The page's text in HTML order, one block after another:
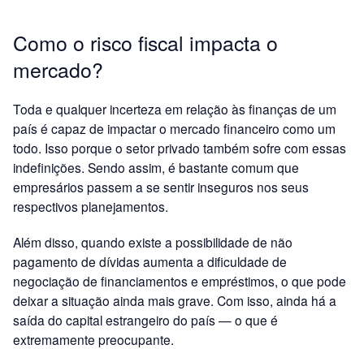
Como o risco fiscal impacta o
mercado?
Toda e qualquer incerteza em relação às finanças de um
país é capaz de impactar o mercado financeiro como um
todo. Isso porque o setor privado também sofre com essas
indefinições. Sendo assim, é bastante comum que
empresários passem a se sentir inseguros nos seus
respectivos planejamentos.
Além disso, quando existe a possibilidade de não
pagamento de dívidas aumenta a dificuldade de
negociação de financiamentos e empréstimos, o que pode
deixar a situação ainda mais grave. Com isso, ainda há a
saída do capital estrangeiro do país — o que é
extremamente preocupante.